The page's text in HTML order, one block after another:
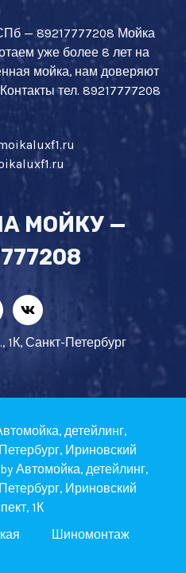
— 89217777208 Мойка
уже более 8 лет на
мойка, нам доверяют
тел. 89217777208
МОЙКУ —
1К, Санкт-Петербург
детейлинг,
Ириновский
Автомойка, детейлинг,
Ириновский
1К
Шиномонтаж